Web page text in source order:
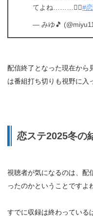
てよね………😮‍💨#
— みゆ🎵
配信終了となった現在から
は番組打ち切りも視野に入
恋ステ2025冬の
視聴者が気になるのは、配
ったのかということですよ
すでに収録は終わっている